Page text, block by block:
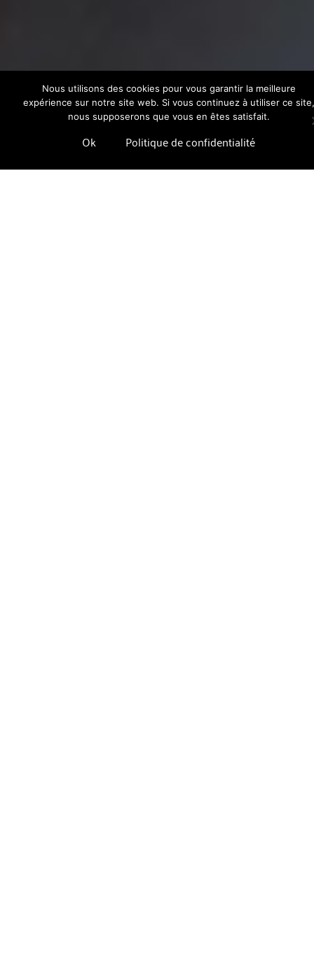
Nous utilisons des cookies pour vous garantir la meilleure
expérience sur notre site web. Si vous continuez à utiliser ce site,
nous supposerons que vous en êtes satisfait.
Ok Politique de confidentialité